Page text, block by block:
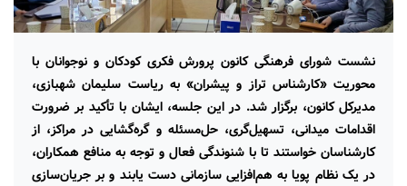
نشست شورای فرهنگی کانون پرورش فکری کودکان و نوجوانان با
محوریت «کارشناس تراز و پیشران» به ریاست سلیمان شهبازی،
مدیرکل کانون، برگزار شد. در این جلسه، ایشان با تأکید بر ضرورت
اقدامات میدانی، تسهیل‌گری، حل‌مسئله و گره‌گشایی در مراکز، از
کارشناسان خواستند تا با شنوندگی فعال و توجه به منافع همکاران،
در یک نظام پویا به هم‌افزایی سازمانی دست یابند و بر جریان‌سازی